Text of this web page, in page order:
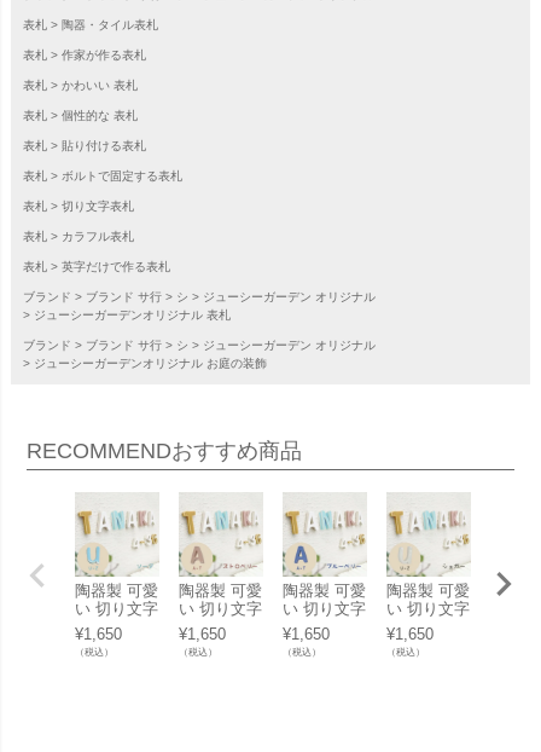
表札 陶器・タイル表札
表札 作家が作る表札
表札 かわいい 表札
表札 個性的な 表札
表札 貼り付ける表札
表札 ボルトで固定する表札
表札 切り文字表札
表札 カラフル表札
表札 英字だけで作る表札
ブランド ブランド サ行 シ
ジューシーガーデン オリジナル
ジューシーガーデンオリジナル 表札
ブランド ブランド サ行 シ
ジューシーガーデン オリジナル
ジューシーガーデンオリジナル お庭の装飾
RECOMMENDおすすめ商品
陶器製 可愛
い 切り文字
表札「Puffy
Sign パフィ
ーサイン ア
¥1,650
（税込）
陶器製 可愛
い 切り文字
表札「Puffy
Sign パフィ
ーサイン ア
¥1,650
（税込）
陶器製 可愛
い 切り文字
表札「Puffy
Sign パフィ
ーサイン ア
¥1,650
（税込）
陶器製 可愛
い 切り文字
表札「Puffy
Sign パフィ
ーサイン ア
¥1,650
（税込）
陶器